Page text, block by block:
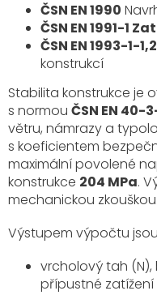
ČSN EN 1990
ČSN EN 1991-1
ČSN EN 1993-1-
konstrukcí
Stabilita konstrukce je
s normou ČSN EN 40-
větru, námrazy a
s koeficientem
maximální povolené
konstrukce 204 MPa.
mechanickou zkouškou.
Výstupem výpočtu
vrcholový tah (N),
přípustné zatížení